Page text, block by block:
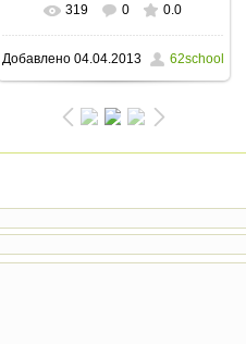
В реальном размере
1600x1200/ 421.8Kb
319 0 0.0
Добавлено04.04.2013 62school